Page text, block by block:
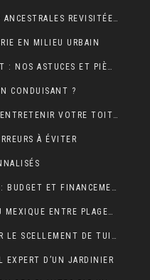
LES TECHNIQUES DE MAÇONNERIE ANCESTRALES REVISITÉES
EN MILIEU URBAIN
GAGNER DE LA CRYPTO EN JOUANT : NOS ASTUCES ET PIÈGES À ÉVITER !
CONDUISANT ?
PEINTURE SUR TUILE : COMMENT ENTRETENIR VOTRE TOITURE APRÈS L’APPLICATION ?
À ÉVITER
RÉNOVATION DE MAISON TOTALE : BUDGET ET FINANCEMENT
ISLA MUJERES : TRÉSOR CACHÉ DU MEXIQUE ENTRE PLAGES DE RÊVE ET AVENTURES TROPICALES
LES CRITÈRES DE SÉLECTION POUR LE SCELLEMENT DE TUILE DE RIVE
EXPERT D’UN JARDINIER